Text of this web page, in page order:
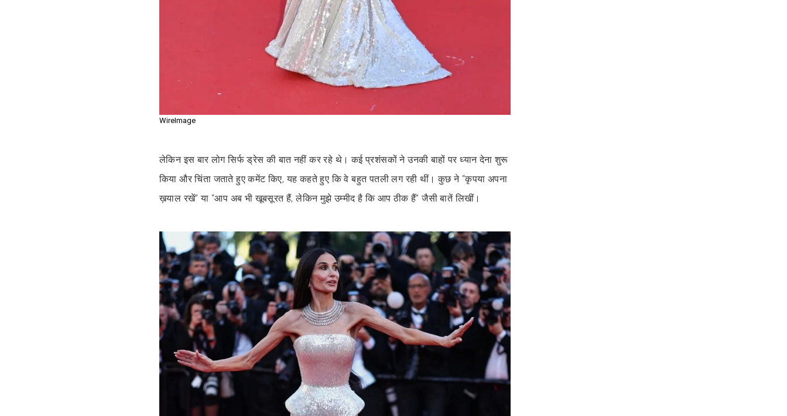
WireImage
लेकिन इस बार लोग सिर्फ ड्रेस की बात नहीं कर रहे थे। कई प्रशंसकों ने उनकी बाहों पर ध्यान देना शुरू
किया और चिंता जताते हुए कमेंट किए, यह कहते हुए कि वे बहुत पतली लग रही थीं। कुछ ने “कृपया अपना
ख़याल रखें” या “आप अब भी खूबसूरत हैं, लेकिन मुझे उम्मीद है कि आप ठीक हैं” जैसी बातें लिखीं।